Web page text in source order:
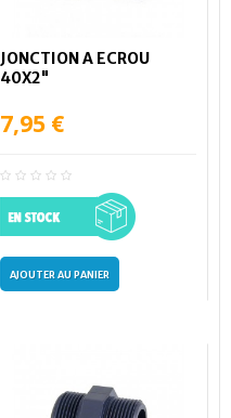
JONCTION A ECROU
40X2"
7,95 €
AJOUTER AU PANIER